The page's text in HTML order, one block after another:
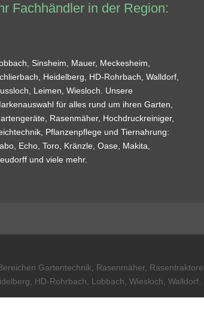
Fachhändler in der Region:
Sinsheim, Mauer, Meckesheim,
Heidelberg, HD-Rohrbach, Walldorf,
Leimen, Wiesloch. Unsere
für alles rund um ihren Garten,
Rasenmäher, Hochdruckreiniger,
Pflanzenpflege und Tiernahrung:
Echo, Toro, Kränzle, Oase, Makita,
und viele mehr.
Gartentechnik, Rasenmäher,
HD-Rohrbach, Lobbach, Wiesloch,